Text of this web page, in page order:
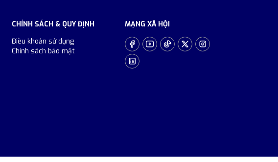
CHÍNH SÁCH & QUY ĐỊNH
Điều khoản sử dụng
Chính sách bảo mật
MẠNG XÃ HỘI